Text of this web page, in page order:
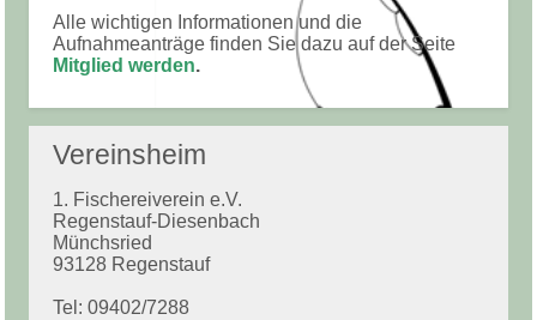
Alle wichtigen Informationen und die
Aufnahmeanträge finden Sie dazu auf der Seite
Mitglied werden.
Vereinsheim
1. Fischereiverein e.V.
Regenstauf-Diesenbach
Münchsried
93128 Regenstauf
Tel: 09402/7288